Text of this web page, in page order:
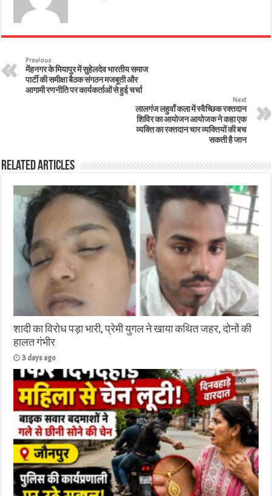
Previous
मेंहनगर के मियापुर में सुहेलदेव भारतीय समाज
पार्टी की समीक्षा बैठक संगठन मजबूती और
आगामी रणनीति पर कार्यकर्ताओं से हुई चर्चा
Next
लालगंज लहुवाँ कला में स्वैच्छिक रक्तदान
शिविर का आयोजन आयोजक ने कहा एक
व्यक्ति का रक्तदान चार व्यक्तियों की बच
सकती है जान
Related Articles
शादी का विरोध पड़ा भारी, प्रेमी युगल ने खाया कथित जहर, दोनों की
हालत गंभीर
3 days ago